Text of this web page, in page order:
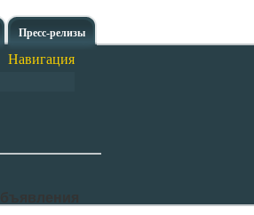
Пресс-релизы
Навигация